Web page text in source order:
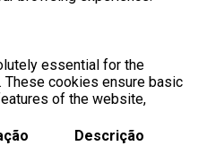
essential for the
cookies ensure basic
of the website,
Descrição